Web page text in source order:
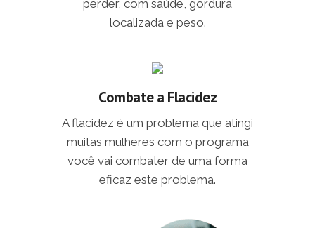
perder, com saúde, gordura
localizada e peso.
Combate a Flacidez
A flacidez é um problema que atingi
muitas mulheres com o programa
você vai combater de uma forma
eficaz este problema.